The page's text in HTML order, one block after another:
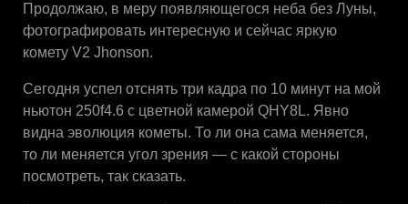
Продолжаю, в меру появляющегося неба без Луны,
фотографировать интересную и сейчас яркую
комету V2 Jhonson.
Сегодня успел отснять три кадра по 10 минут на мой
ньютон 250f4.6 с цветной камерой QHY8L. Явно
видна эволюция кометы. То ли она сама меняется,
то ли меняется угол зрения — с какой стороны
посмотреть, так сказать.